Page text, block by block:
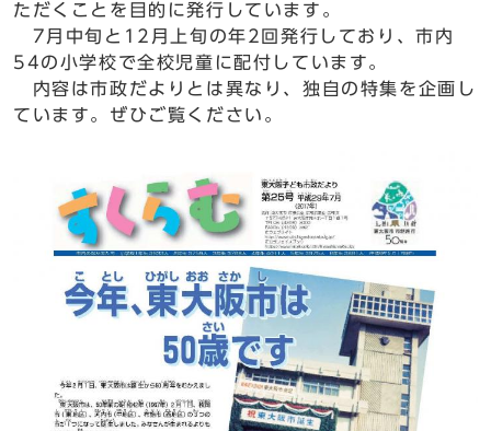
ただくことを目的に発行しています。
7月中旬と12月上旬の年2回発行しており、市内
54の小学校で全校児童に配付しています。
内容は市政だよりとは異なり、独自の特集を企画し
ています。ぜひご覧ください。